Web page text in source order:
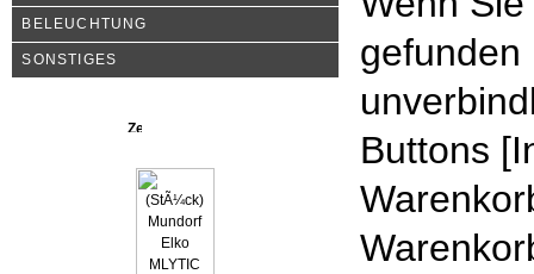
BELEUCHTUNG
SONSTIGES
gefunden
Buttons